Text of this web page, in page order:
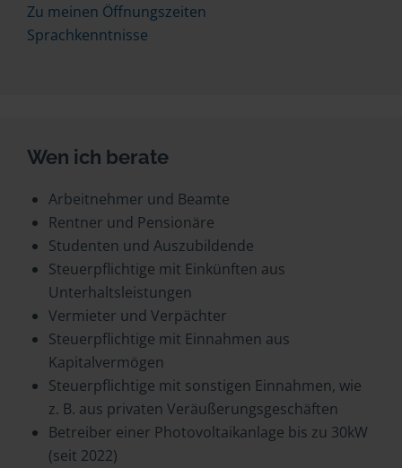
Zu meinen Öffnungszeiten
Sprachkenntnisse
Wen ich berate
Arbeitnehmer und Beamte
Rentner und Pensionäre
Studenten und Auszubildende
Steuerpflichtige mit Einkünften aus
Unterhaltsleistungen
Vermieter und Verpächter
Steuerpflichtige mit Einnahmen aus
Kapitalvermögen
Steuerpflichtige mit sonstigen Einnahmen, wie
z. B. aus privaten Veräußerungsgeschäften
Betreiber einer Photovoltaikanlage bis zu 30kW
(seit 2022)